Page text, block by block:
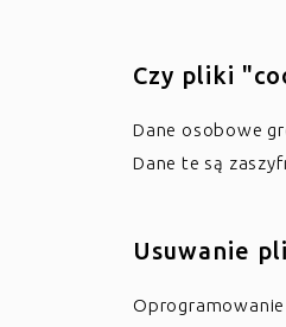
Czy pliki
Dane osobowe
Dane te są
Usuwanie